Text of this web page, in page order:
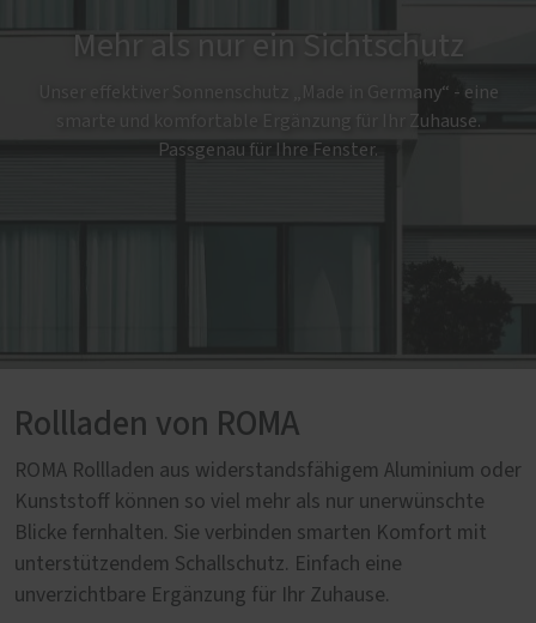
Mehr als nur ein Sichtschutz
Unser effektiver Sonnenschutz „Made in Germany“ - eine
smarte und komfortable Ergänzung für Ihr Zuhause.
Passgenau für Ihre Fenster.
Rollladen von ROMA
ROMA Rollladen aus widerstandsfähigem Aluminium oder
Kunststoff können so viel mehr als nur unerwünschte
Blicke fernhalten. Sie verbinden smarten Komfort mit
unterstützendem Schallschutz. Einfach eine
unverzichtbare Ergänzung für Ihr Zuhause.